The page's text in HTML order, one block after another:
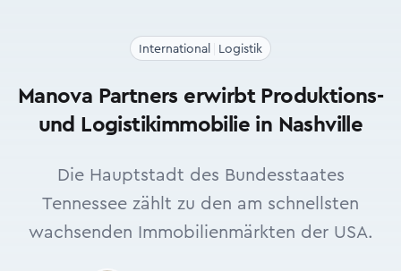
International Logistik
Manova Partners erwirbt Produktions-
und Logistikimmobilie in Nashville
Die Hauptstadt des Bundesstaates
Tennessee zählt zu den am schnellsten
wachsenden Immobilienmärkten der USA.